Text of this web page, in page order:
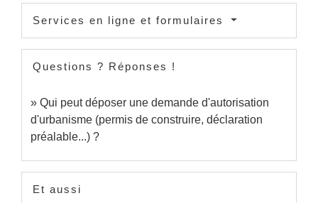
Services en ligne et formulaires
Questions ? Réponses !
Qui peut déposer une demande d'autorisation
d'urbanisme (permis de construire, déclaration
préalable...) ?
Et aussi